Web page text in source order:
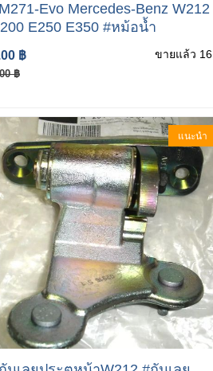
Evo Mercedes-Benz W212
E200 E250 E350 #หม้อน้ำ
฿
฿
ขายแล้ว 16
แนะนำ